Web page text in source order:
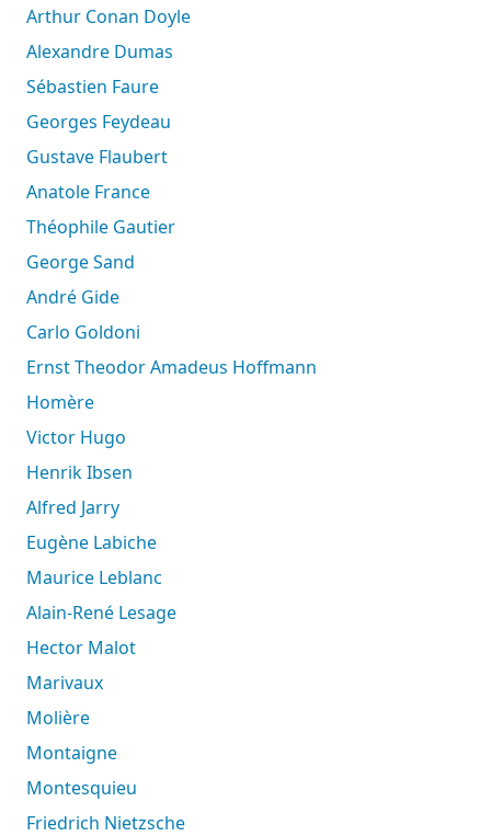
Arthur Conan Doyle
Alexandre Dumas
Sébastien Faure
Georges Feydeau
Gustave Flaubert
Anatole France
Théophile Gautier
George Sand
André Gide
Carlo Goldoni
Ernst Theodor Amadeus Hoffmann
Homère
Victor Hugo
Henrik Ibsen
Alfred Jarry
Eugène Labiche
Maurice Leblanc
Alain-René Lesage
Hector Malot
Marivaux
Molière
Montaigne
Montesquieu
Friedrich Nietzsche